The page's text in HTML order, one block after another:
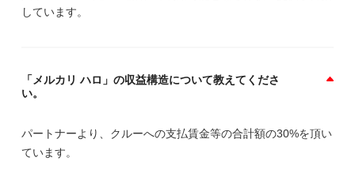
しています。
「メルカリ ハロ」の収益構造について教えてくださ
い。
パートナーより、クルーへの支払賃金等の合計額の30%を頂い
ています。